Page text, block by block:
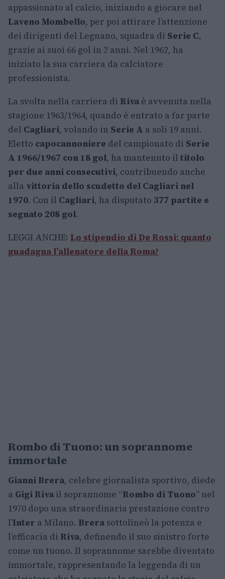
appassionato al calcio, iniziando a giocare nel
Laveno Mombello, per poi attirare l’attenzione
dei dirigenti del Legnano, squadra di Serie C,
grazie ai suoi 66 gol in 2 anni. Nel 1962, ha
iniziato la sua carriera da calciatore
professionista.
La svolta nella carriera di Riva è avvenuta nella
stagione 1963/1964, quando è entrato a far parte
del Cagliari, volando in Serie A a soli 19 anni.
Eletto capocannoniere del campionato di Serie
A 1966/1967 con 18 gol, ha mantenuto il titolo
per due anni consecutivi, contribuendo anche
alla vittoria dello scudetto del Cagliari nel
1970. Con il Cagliari, ha disputato 377 partite e
segnato 208 gol.
LEGGI ANCHE: Lo stipendio di De Rossi: quanto
guadagna l’allenatore della Roma?
Rombo di Tuono: un soprannome
immortale
Gianni Brera, celebre giornalista sportivo, diede
a Gigi Riva il soprannome “Rombo di Tuono” nel
1970 dopo una straordinaria prestazione contro
l’Inter a Milano. Brera sottolineò la potenza e
l’efficacia di Riva, definendo il suo sinistro forte
come un tuono. Il soprannome sarebbe diventato
immortale, rappresentando la leggenda di un